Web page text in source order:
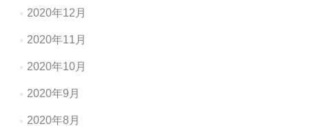
2020年12月
2020年11月
2020年10月
2020年9月
2020年8月